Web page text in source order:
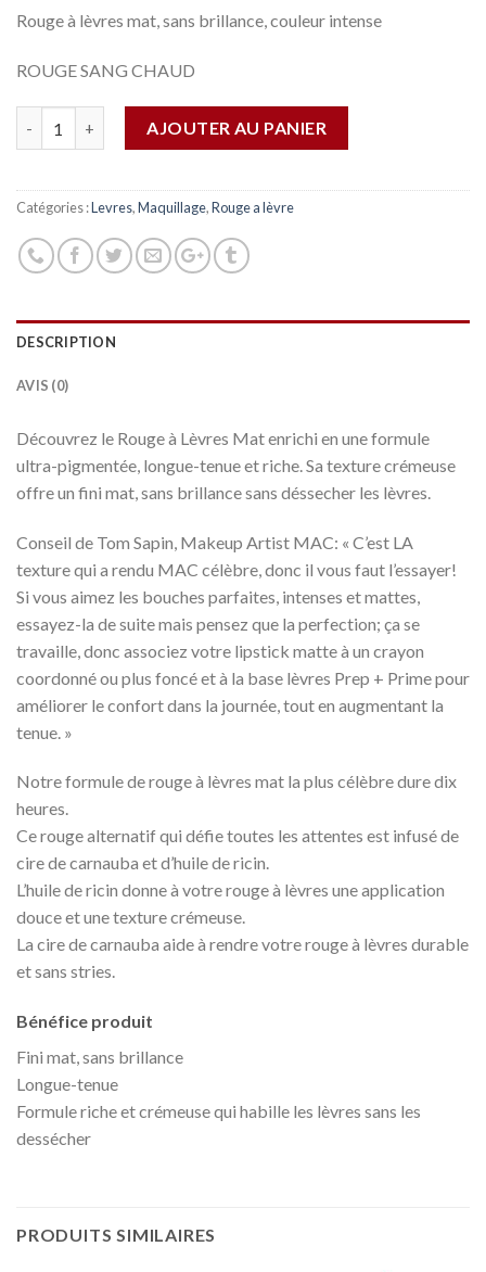
Rouge à lèvres mat, sans brillance, couleur intense
ROUGE SANG CHAUD
AJOUTER AU PANIER
Catégories :Levres,Maquillage,Rouge a lèvre
DESCRIPTION
AVIS (0)
Découvrez le Rouge à Lèvres Mat enrichi en une formule
ultra-pigmentée, longue-tenue et riche. Sa texture crémeuse
offre un fini mat, sans brillance sans déssecher les lèvres.
Conseil de Tom Sapin, Makeup Artist MAC: « C’est LA
texture qui a rendu MAC célèbre, donc il vous faut l’essayer!
Si vous aimez les bouches parfaites, intenses et mattes,
essayez-la de suite mais pensez que la perfection; ça se
travaille, donc associez votre lipstick matte à un crayon
coordonné ou plus foncé et à la base lèvres Prep + Prime pour
améliorer le confort dans la journée, tout en augmentant la
tenue. »
Notre formule de rouge à lèvres mat la plus célèbre dure dix
heures.
Ce rouge alternatif qui défie toutes les attentes est infusé de
cire de carnauba et d’huile de ricin.
L’huile de ricin donne à votre rouge à lèvres une application
douce et une texture crémeuse.
La cire de carnauba aide à rendre votre rouge à lèvres durable
et sans stries.
Bénéfice produit
Fini mat, sans brillance
Longue-tenue
Formule riche et crémeuse qui habille les lèvres sans les
dessécher
PRODUITS SIMILAIRES